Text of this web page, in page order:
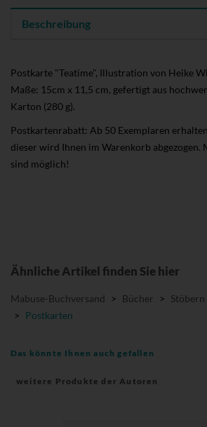
Beschreibung
Postkarte "Teatime", Illustration von Heike
Maße: 15cm x 11,5 cm, gefertigt aus
Karton (280 g).
Postkartenrabatt: Ab 50 Exemplaren
dieser wird Ihnen im Warenkorb abgezogen.
sind möglich!
Ähnliche Artikel finden Sie hier
Mabuse-Buchversand > Bücher >
> Postkarten
Das könnte Ihnen auch gefallen
weitere Produkte der Autoren